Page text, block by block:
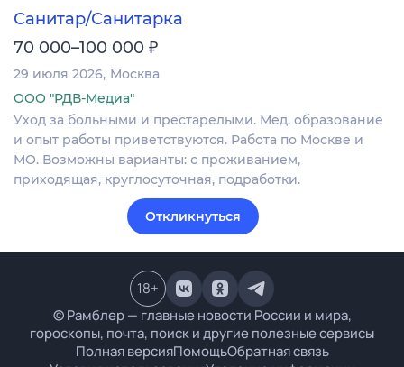
Санитар/Санитарка
70 000–100 000 ₽
29 июля 2026 Москва
ООО "РДВ-Медиа"
Уход за больными и престарелыми. Мед. образование
и опыт работы приветствуются. Работа по Москве и
МО. Возможны варианты: с проживанием,
приходящая, круглосуточная, подработки.
Откликнуться
© Рамблер — главные новости России и мира,
гороскопы, почта, поиск и другие полезные сервисы
Полная версияПомощьОбратная связь
18+